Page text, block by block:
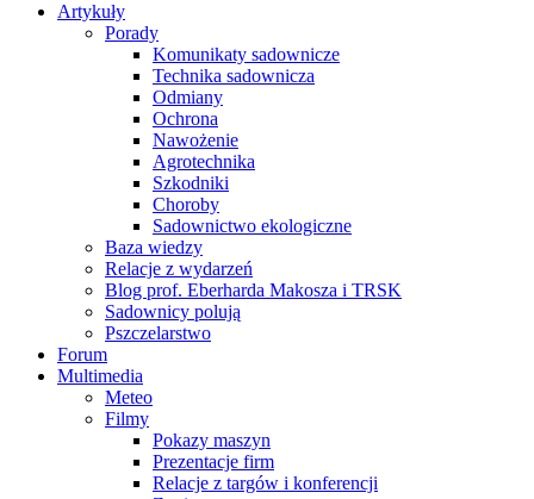
Artykuły
Porady
Komunikaty sadownicze
Technika sadownicza
Odmiany
Ochrona
Nawożenie
Agrotechnika
Szkodniki
Choroby
Sadownictwo ekologiczne
Baza wiedzy
Relacje z wydarzeń
Blog prof. Eberharda Makosza i TRSK
Sadownicy polują
Pszczelarstwo
Forum
Multimedia
Meteo
Filmy
Pokazy maszyn
Prezentacje firm
Relacje z targów i konferencji